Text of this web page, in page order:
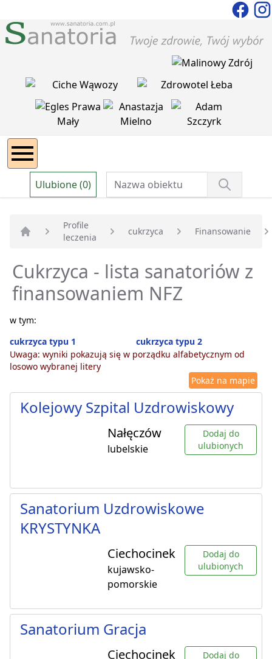
Ulubione (0)
Strona główna
Profile
leczenia
cukrzyca Finansowanie
Cukrzyca - lista sanatoriów z
finansowaniem NFZ
w tym:
cukrzyca typu 1
cukrzyca typu 2
Uwaga: wyniki pokazują się w porządku alfabetycznym od
losowo wybranej litery
Pokaż na mapie
Kolejowy Szpital Uzdrowiskowy
Nałęczów
lubelskie
Dodaj do
ulubionych
Sanatorium Uzdrowiskowe
KRYSTYNKA
Ciechocinek
kujawsko-
pomorskie
Dodaj do
ulubionych
Sanatorium Gracja
Ciechocinek
Dodaj do